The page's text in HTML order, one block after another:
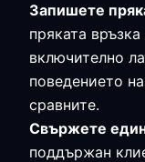
Запишете
пряката
включително
поведението
сравните.
Свържете
поддържан